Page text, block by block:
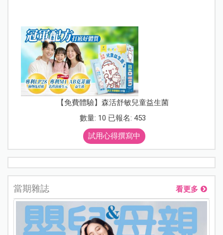
【免費體驗】森活舒敏兒童益生菌
數量: 10 已報名: 453
試用心得撰寫中
當期雜誌 看更多